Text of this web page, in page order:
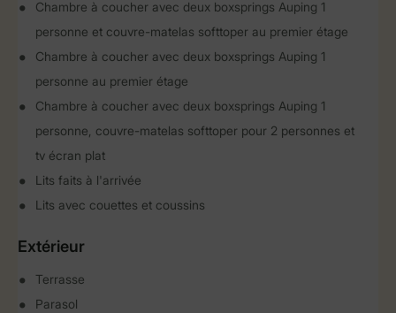
Chambre à coucher avec deux boxsprings Auping 1
personne et couvre-matelas softtoper au premier étage
Chambre à coucher avec deux boxsprings Auping 1
personne au premier étage
Chambre à coucher avec deux boxsprings Auping 1
personne, couvre-matelas softtoper pour 2 personnes et
tv écran plat
Lits faits à l'arrivée
Lits avec couettes et coussins
Extérieur
Terrasse
Parasol